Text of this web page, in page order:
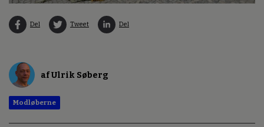
Del Tweet Del
af Ulrik Søberg
Modløberne